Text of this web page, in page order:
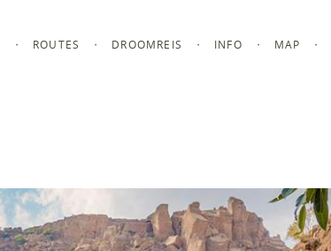
ROUTES DROOMREIS INFO MAP